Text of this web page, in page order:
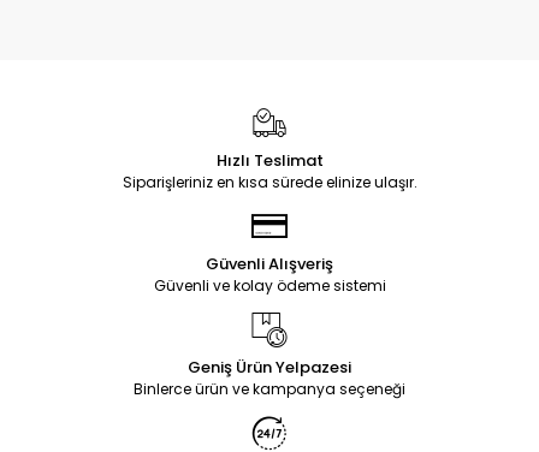
Hızlı Teslimat
Siparişleriniz en kısa sürede elinize ulaşır.
Güvenli Alışveriş
Güvenli ve kolay ödeme sistemi
Geniş Ürün Yelpazesi
Binlerce ürün ve kampanya seçeneği